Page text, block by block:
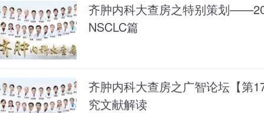
齐肿内科大查房之特别策划
NSCLC篇
齐肿内科大查房之广智论坛【第
究文献解读